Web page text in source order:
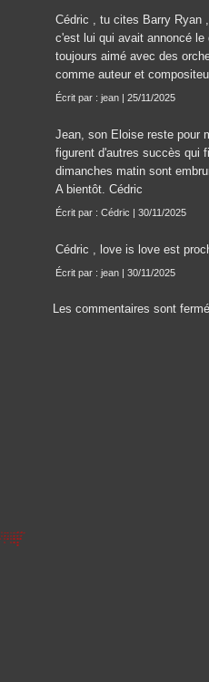
Cédric , tu cites Barry Ryan
c'est lui qui avait annoncé
toujours aimé avec des
comme auteur et
Écrit par : jean | 25/11/2025
Jean, son Eloise reste pour
figurent d'autres succès qui
dimanches matin sont
A bientôt. Cédric
Écrit par : Cédric | 30/11/2025
Cédric , love is love est
Écrit par : jean | 30/11/2025
Les commentaires sont